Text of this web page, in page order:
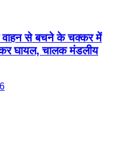
वाहन से बचने के चक्कर में
घायल, चालक मंडलीय